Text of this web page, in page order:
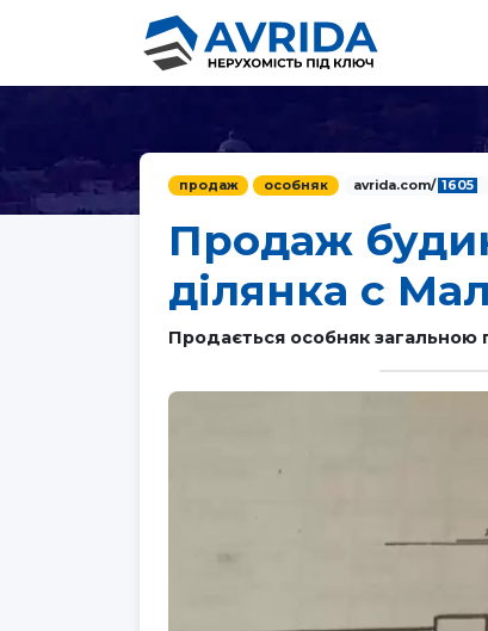
продаж особняк avrida.com/ 1605
Продаж
ділянка с
Продається особняк